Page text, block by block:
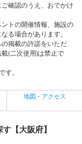
確認のうえ、おでかけ
トの開催情報、施設の
る場合があります。
掲載の許諾をいただ
(二次使用)は禁止で
。
地図・アクセス
【大阪府】